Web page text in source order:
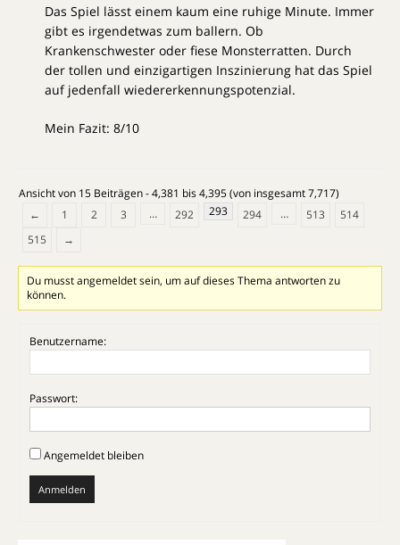
Das Spiel lässt einem kaum eine ruhige Minute. Immer
gibt es irgendetwas zum ballern. Ob
Krankenschwester oder fiese Monsterratten. Durch
der tollen und einzigartigen Inszinierung hat das Spiel
auf jedenfall wiedererkennungspotenzial.
Mein Fazit: 8/10
Ansicht von 15 Beiträgen - 4,381 bis 4,395 (von insgesamt 7,717)
←
1 2 3 … 292 293 294 … 513
514
515
→
Du musst angemeldet sein, um auf dieses Thema antworten zu
können.
Benutzername:
Passwort:
Angemeldet bleiben
Anmelden